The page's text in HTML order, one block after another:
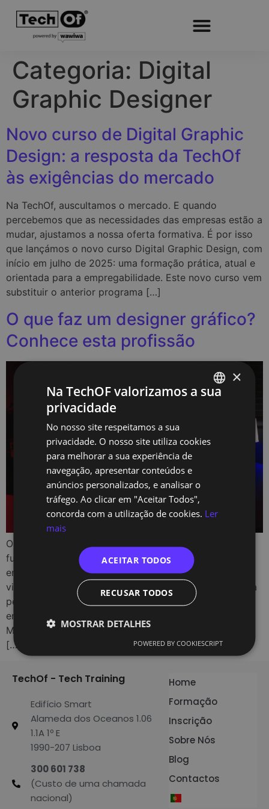
Categoria: Digital
Graphic Designer
Novo curso de Digital Graphic
Design: a resposta da TechOf
às exigências do mercado
Na TechOf, auscultamos o mercado. E quando
percebemos que as necessidades das empresas estão a
mudar, ajustamos a nossa oferta formativa. É por isso
que lançámos o novo curso Digital Graphic Design, com
início em julho de 2025: uma formação prática, atual e
orientada para a empregabilidade. Este novo curso vem
substituir o anterior programa […]
O que faz um designer gráfico?
Conhece esta profissão
O design gráfico é uma área em constante evolução,
fundamental para a comunicação visual de marcas,
empresas e produtos. Em Portugal, a profissão tem
vindo a ganhar cada vez mais relevância, impulsionada
pelo crescimento do digital e pela necessidade das
empresas se destacarem num mercado competitivo.
Mas o que faz exatamente um profissional de design
[…]
TechOf - Tech Training
Edifício Smart
Alameda dos Oceanos 1.06
1.1A 1º E
1990-207 Lisboa
300 601 738
(Custo de uma chamada
nacional)
Home
Formação
Inscrição
Sobre Nós
Blog
Contactos
×
Na TechOF valorizamos a sua
privacidade
No nosso site respeitamos a sua
privacidade. O nosso site utiliza cookies
para melhorar a sua experiência de
navegação, apresentar conteúdos e
anúncios personalizados, e analisar o
tráfego. Ao clicar em "Aceitar Todos",
concorda com a utilização de cookies. Ler
mais
ACEITAR TODOS
RECUSAR TODOS
MOSTRAR DETALHES
POWERED BY COOKIESCRIPT